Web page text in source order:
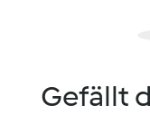
Gefällt